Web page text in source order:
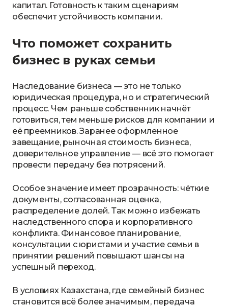
капитал. Готовность к таким сценариям
обеспечит устойчивость компании.
Что поможет сохранить
бизнес в руках семьи
Наследование бизнеса — это не только
юридическая процедура, но и стратегический
процесс. Чем раньше собственник начнёт
готовиться, тем меньше рисков для компании и
её преемников. Заранее оформленное
завещание, рыночная стоимость бизнеса,
доверительное управление — всё это помогает
провести передачу без потрясений.
Особое значение имеет прозрачность: чёткие
документы, согласованная оценка,
распределение долей. Так можно избежать
наследственного спора и корпоративного
конфликта. Финансовое планирование,
консультации с юристами и участие семьи в
принятии решений повышают шансы на
успешный переход.
В условиях Казахстана, где семейный бизнес
становится всё более значимым, передача